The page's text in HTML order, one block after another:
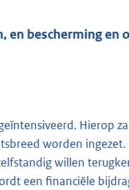
bescherming en
Hierop
worden
willen
een financiële